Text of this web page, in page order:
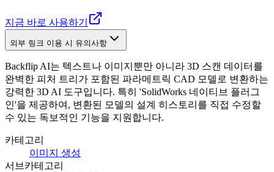
지금 바로 사용하기
외부 링크 이용 시 유의사항
Backflip AI는 텍스트나 이미지뿐만 아니라 3D 스캔 데이터를
완벽한 피처 트리가 포함된 파라메트릭 CAD 모델로 변환하는
강력한 3D AI 도구입니다. 특히 'SolidWorks 네이티브 플러그
인'을 제공하여, 변환된 모델의 설계 히스토리를 직접 수정할
수 있는 독보적인 기능을 지원합니다.
카테고리
이미지 생성
서브카테고리